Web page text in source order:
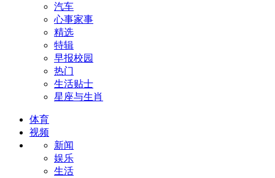
汽车
心事家事
精选
特辑
早报校园
热门
生活贴士
星座与生肖
体育
视频
新闻
娱乐
生活